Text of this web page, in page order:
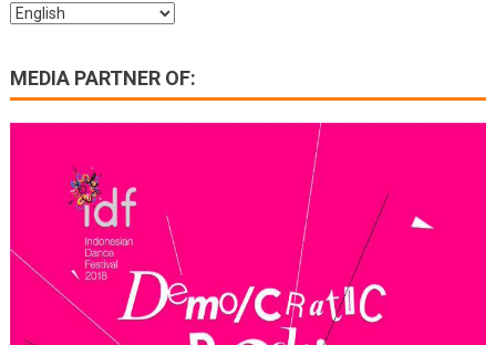
MEDIA PARTNER OF: